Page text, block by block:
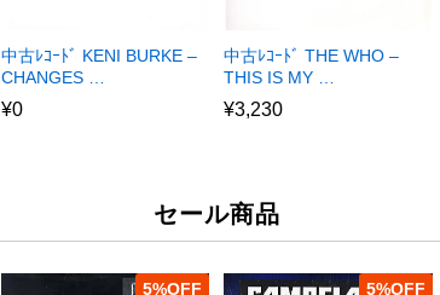
中古ﾚｺｰﾄﾞ KENI BURKE –
CHANGES …
¥0
中古ﾚｺｰﾄﾞ THE WHO –
THIS IS MY …
¥3,230
セール商品
5% 5%